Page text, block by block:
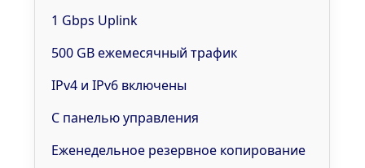
1 Gbps Uplink
500 GB ежемесячный трафик
IPv4 и IPv6 включены
С панелью управления
Еженедельное резервное копирование